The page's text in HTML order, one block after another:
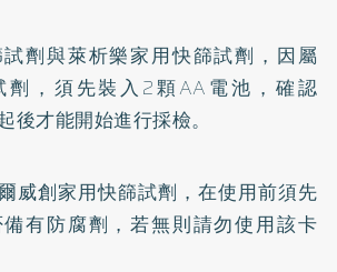
劑與萊析樂家用快篩試劑，因屬
劑，須先裝入2顆AA電池，確認
後才能開始進行採檢。
威創家用快篩試劑，在使用前須先
有防腐劑，若無則請勿使用該卡